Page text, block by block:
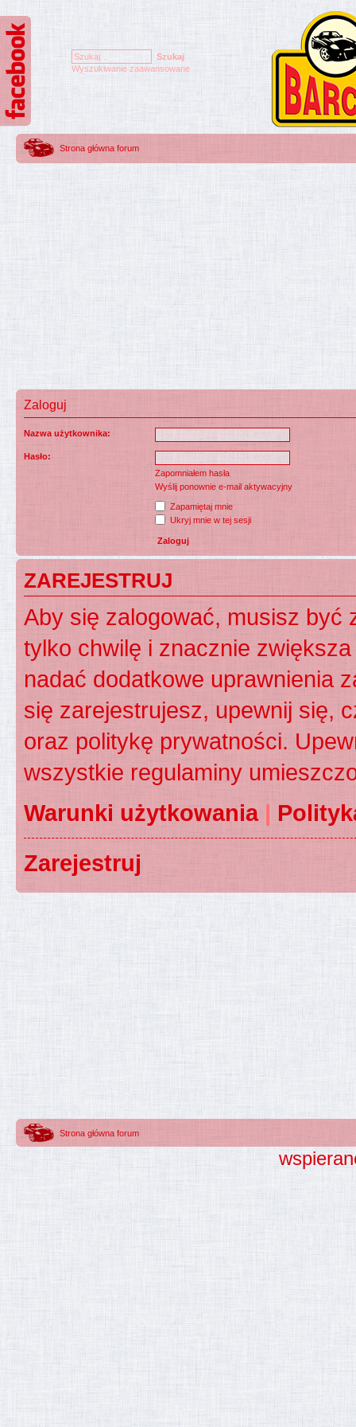
Wyszukiwanie zaawansowane
Strona główna forum
Zaloguj
Nazwa użytkownika:
Hasło:
Zapomniałem hasła
Wyślij ponownie e-mail aktywacyjny
Zapamiętaj mnie
Ukryj mnie w tej sesji
ZAREJESTRUJ
Aby się zalogować, musisz być
tylko chwilę i znacznie
nadać dodatkowe uprawnienia
się zarejestrujesz, upewnij się,
oraz politykę prywatności.
wszystkie regulaminy
Warunki użytkowania|
Zarejestruj
Strona główna forum